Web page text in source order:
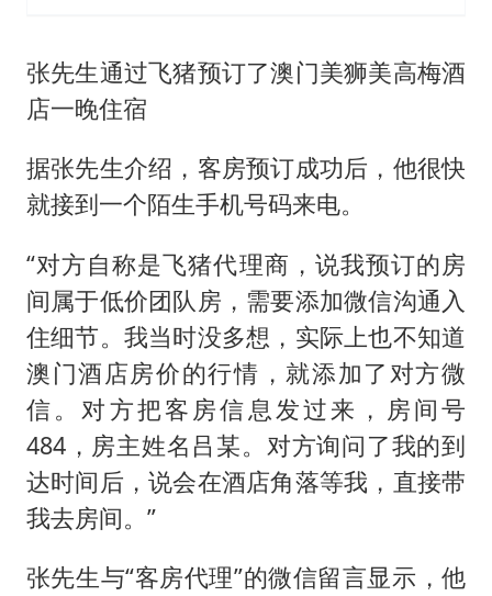
张先生通过飞猪预订了澳门美狮美高梅酒
店一晚住宿
据张先生介绍，客房预订成功后，他很快
就接到一个陌生手机号码来电。
“对方自称是飞猪代理商，说我预订的房
间属于低价团队房，需要添加微信沟通入
住细节。我当时没多想，实际上也不知道
澳门酒店房价的行情，就添加了对方微
信。对方把客房信息发过来，房间号
484，房主姓名吕某。对方询问了我的到
达时间后，说会在酒店角落等我，直接带
我去房间。”
张先生与“客房代理”的微信留言显示，他